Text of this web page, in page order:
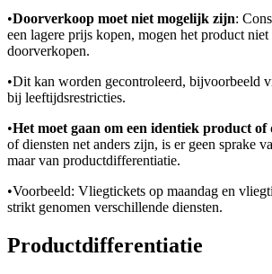
•Doorverkoop moet niet mogelijk zijn:
een lagere prijs kopen, mogen het product niet
doorverkopen.
•Dit kan worden gecontroleerd, bijvoorbeeld
bij leeftijdsrestricties.
•Het moet gaan om een identiek product of
of diensten net anders zijn, is er geen sprake
maar van productdifferentiatie.
•Voorbeeld: Vliegtickets op maandag en
strikt genomen verschillende diensten.
Productdifferentiatie